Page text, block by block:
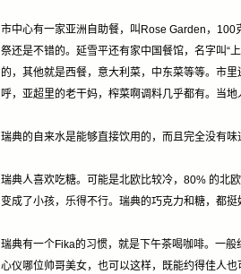
市中心有一家亚洲自助餐，叫Rose Garden，
祭还是不错的。延雪平还有家中国餐馆，名字叫“
的，其他就是西餐，意大利菜，中东菜等等。市
呼，亚超里的老干妈，榨菜啊调料几乎都有。当地
瑞典的自来水是能够直接饮用的，而且完全没有
瑞典人喜欢吃糖。可能是北欧比较冷，80% 的北
变成了小孩，乐得不行。瑞典的巧克力和糖，都挺
瑞典有一个Fika的习惯，就是下午茶喝咖啡。一
心仪哪位帅哥美女，也可以这样，既能约得佳人